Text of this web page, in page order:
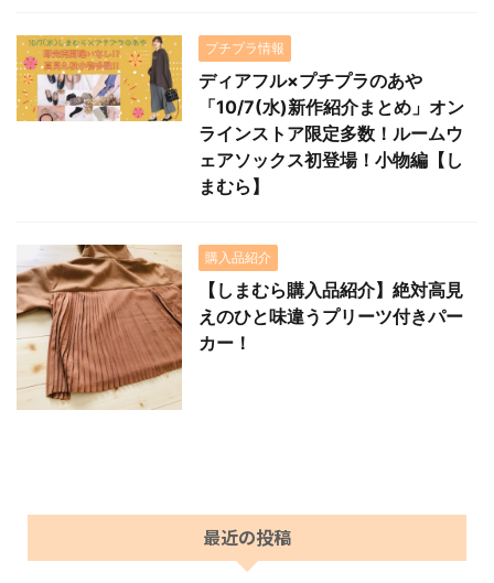
プチプラ情報
ディアフル×プチプラのあや
「10/7(水)新作紹介まとめ」オン
ラインストア限定多数！ルームウ
ェアソックス初登場！小物編【し
まむら】
購入品紹介
【しまむら購入品紹介】絶対高見
えのひと味違うプリーツ付きパー
カー！
最近の投稿